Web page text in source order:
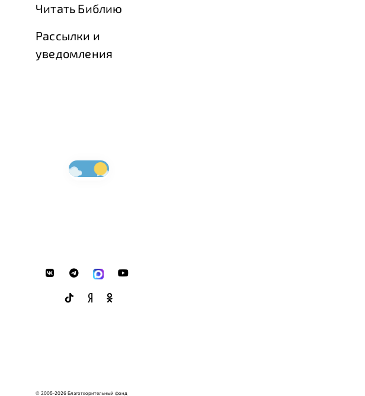
Читать Библию
Рассылки и
уведомления
© 2005-2026 Благотворительный фонд